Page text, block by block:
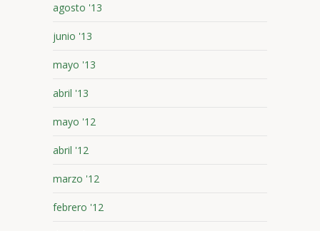
agosto '13
junio '13
mayo '13
abril '13
mayo '12
abril '12
marzo '12
febrero '12